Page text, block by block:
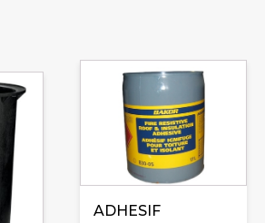
du
produit
ADHESIF